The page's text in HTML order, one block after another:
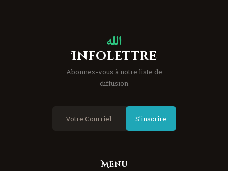
Infolettre
Abonnez-vous à notre liste de
diffusion
S'inscrire
Menu